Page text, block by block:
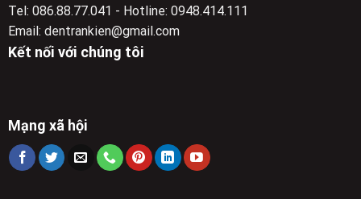
Tel: 086.88.77.041 - Hotline: 0948.414.111
Email: dentrankien@gmail.com
Kết nối với chúng tôi
Mạng xã hội